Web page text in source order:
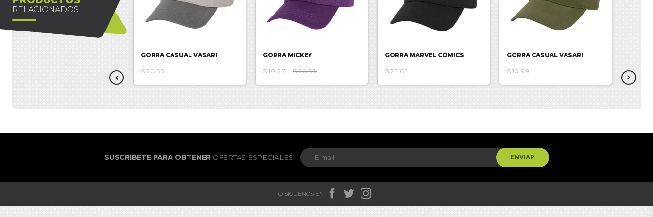
RELACIONADOS
GORRA CASUAL VASARI
$20.53
GORRA MICKEY
$10.27 $20.53
GORRA MARVEL COMICS
$23.61
GORRA CASUAL VASARI
$15.99 $20.53
SUSCRIBETE PARA OBTENEROFERTAS ESPECIALES ENVIAR
O SIGUENOS EN   